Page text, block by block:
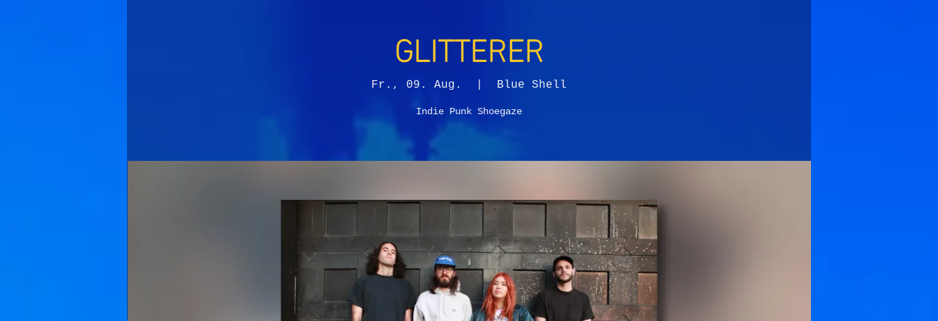
GLITTERER
Fr., 09. Aug. Blue Shell
Indie Punk Shoegaze